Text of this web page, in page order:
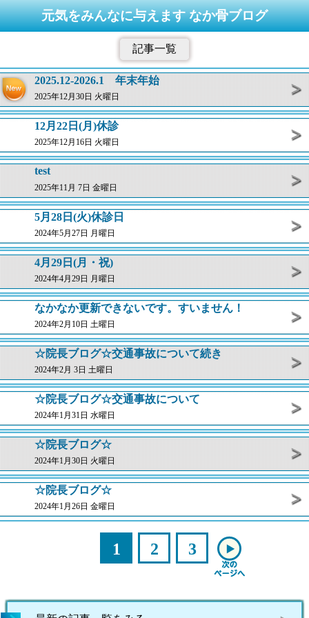
元気をみんなに与えます なか骨ブログ
記事一覧
2025.12-2026.1 年末年始
2025年12月30日 火曜日
12月22日(月)休診
2025年12月16日 火曜日
test
2025年11月 7日 金曜日
5月28日(火)休診日
2024年5月27日 月曜日
4月29日(月・祝)
2024年4月29日 月曜日
なかなか更新できないです。すいません！
2024年2月10日 土曜日
☆院長ブログ☆交通事故について続き
2024年2月 3日 土曜日
☆院長ブログ☆交通事故について
2024年1月31日 水曜日
☆院長ブログ☆
2024年1月30日 火曜日
☆院長ブログ☆
2024年1月26日 金曜日
1 2 3